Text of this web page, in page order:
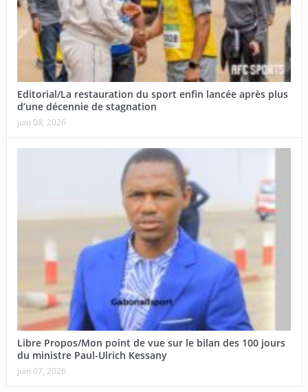
Editorial/La restauration du sport enfin lancée après plus
d’une décennie de stagnation
juin 08, 2026
Libre Propos/Mon point de vue sur le bilan des 100 jours
du ministre Paul-Ulrich Kessany
juin 07, 2026